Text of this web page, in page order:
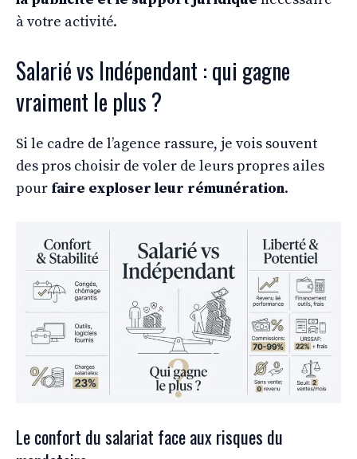
à votre activité.
Salarié vs Indépendant : qui gagne
vraiment le plus ?
Si le cadre de l’agence rassure, je vois souvent
des pros choisir de voler de leurs propres ailes
pour faire exploser leur rémunération.
Le confort du salariat face aux risques du